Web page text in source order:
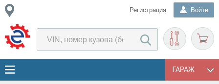
Регистрация Войти
ГАРАЖ